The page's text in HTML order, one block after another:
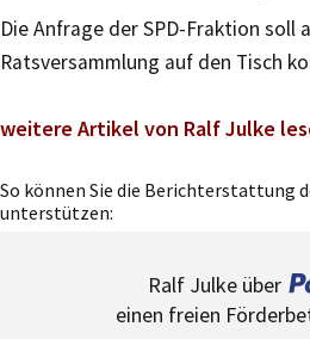
Die Anfrage der SPD-Fraktion soll
Ratsversammlung auf den Tisch
weitere Artikel von Ralf Julke
So können Sie die Berichterstattung
unterstützen:
Ralf Julke über
einen freien